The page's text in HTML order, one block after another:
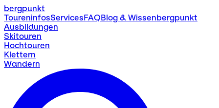
bergpunkt
ToureninfosServicesFAQBlog & Wissenbergpunkt
Ausbildungen
Skitouren
Hochtouren
Klettern
Wandern